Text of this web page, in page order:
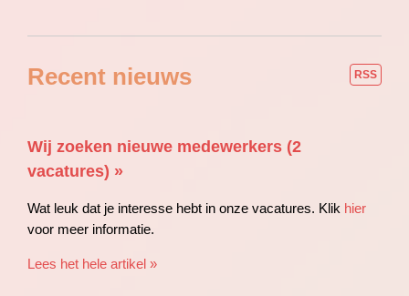
Recent nieuws RSS
Wij zoeken nieuwe medewerkers (2
vacatures) »
Wat leuk dat je interesse hebt in onze vacatures. Klik hier
voor meer informatie.
Lees het hele artikel »